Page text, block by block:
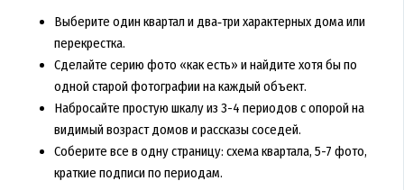
Выберите один квартал и два‑три характерных дома или
перекрестка.
Сделайте серию фото «как есть» и найдите хотя бы по
одной старой фотографии на каждый объект.
Набросайте простую шкалу из 3-4 периодов с опорой на
видимый возраст домов и рассказы соседей.
Соберите все в одну страницу: схема квартала, 5-7 фото,
краткие подписи по периодам.